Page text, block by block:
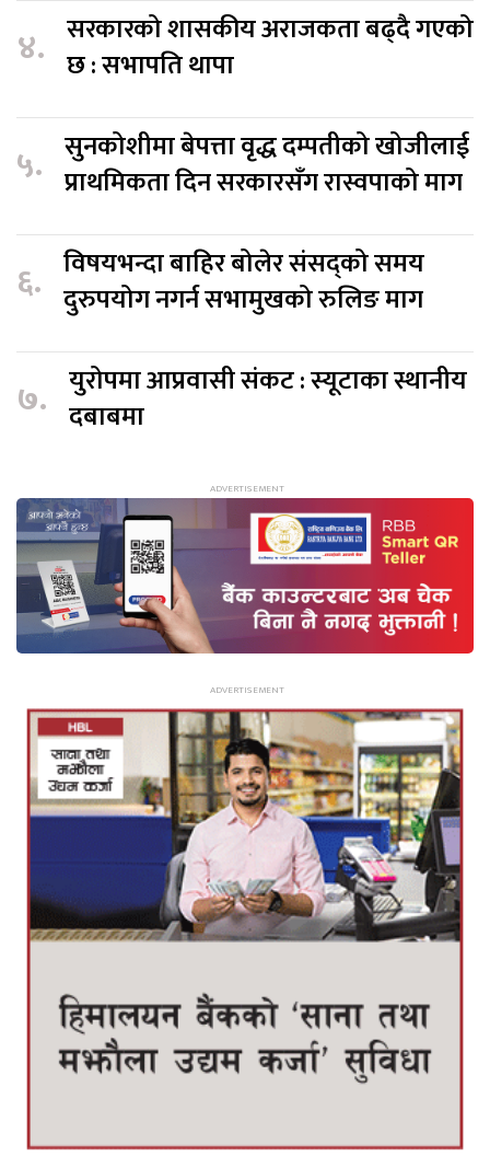
४. सरकारको शासकीय अराजकता बढ्दै गएको
छ : सभापति थापा
५. सुनकोशीमा बेपत्ता वृद्ध दम्पतीको खोजीलाई
प्राथमिकता दिन सरकारसँग रास्वपाको माग
६. विषयभन्दा बाहिर बोलेर संसद्को समय
दुरुपयोग नगर्न सभामुखको रुलिङ माग
७. युरोपमा आप्रवासी संकट : स्यूटाका स्थानीय
दबाबमा